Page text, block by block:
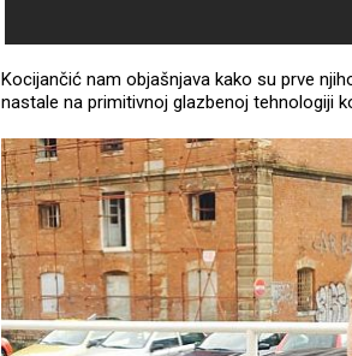
Kocijančić nam objašnjava kako su prve
nastale na primitivnoj glazbenoj tehnologiji